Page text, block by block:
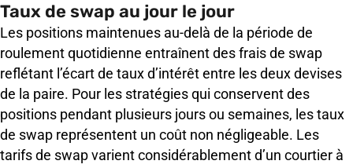
Taux de swap au jour le jour
Les positions maintenues au-delà de la période de
roulement quotidienne entraînent des frais de swap
reflétant l’écart de taux d’intérêt entre les deux devises
de la paire. Pour les stratégies qui conservent des
positions pendant plusieurs jours ou semaines, les taux
de swap représentent un coût non négligeable. Les
tarifs de swap varient considérablement d’un courtier à